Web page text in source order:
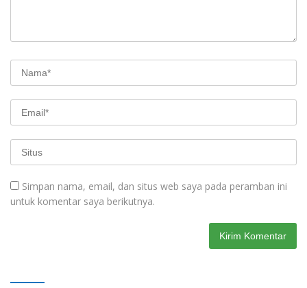
Simpan nama, email, dan situs web saya pada peramban ini
untuk komentar saya berikutnya.